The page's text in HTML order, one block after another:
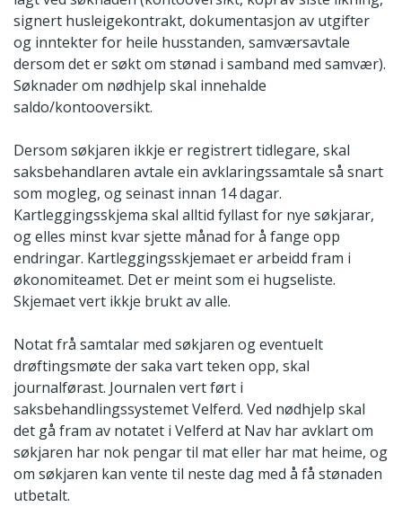
signert husleigekontrakt, dokumentasjon av utgifter
og inntekter for heile husstanden, samværsavtale
dersom det er søkt om stønad i samband med samvær).
Søknader om nødhjelp skal innehalde
saldo/kontooversikt.
Dersom søkjaren ikkje er registrert tidlegare, skal
saksbehandlaren avtale ein avklaringssamtale så snart
som mogleg, og seinast innan 14 dagar.
Kartleggingsskjema skal alltid fyllast for nye søkjarar,
og elles minst kvar sjette månad for å fange opp
endringar. Kartleggingsskjemaet er arbeidd fram i
økonomiteamet. Det er meint som ei hugseliste.
Skjemaet vert ikkje brukt av alle.
Notat frå samtalar med søkjaren og eventuelt
drøftingsmøte der saka vart teken opp, skal
journalførast. Journalen vert ført i
saksbehandlingssystemet Velferd. Ved nødhjelp skal
det gå fram av notatet i Velferd at Nav har avklart om
søkjaren har nok pengar til mat eller har mat heime, og
om søkjaren kan vente til neste dag med å få stønaden
utbetalt.